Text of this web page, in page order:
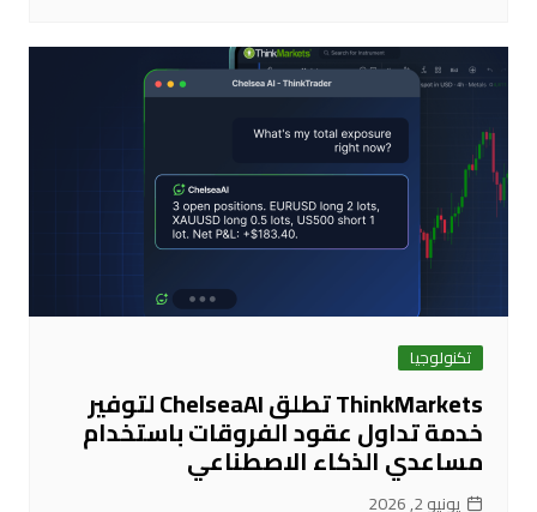
تكنولوجيا
ThinkMarkets تطلق ChelseaAI لتوفير
خدمة تداول عقود الفروقات باستخدام
مساعدي الذكاء الاصطناعي
يونيو 2, 2026